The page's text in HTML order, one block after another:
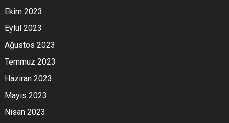
Ekim 2023
Eylül 2023
Ağustos 2023
Temmuz 2023
Haziran 2023
Mayıs 2023
Nisan 2023